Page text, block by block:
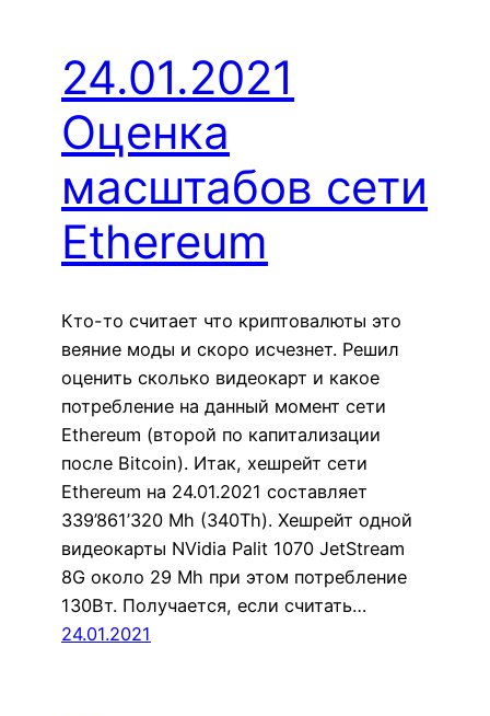
24.01.2021
Оценка
масштабов сети
Ethereum
Кто-то считает что криптовалюты это
веяние моды и скоро исчезнет. Решил
оценить сколько видеокарт и какое
потребление на данный момент сети
Ethereum (второй по капитализации
после Bitcoin). Итак, хешрейт сети
Ethereum на 24.01.2021 составляет
339’861’320 Mh (340Th). Хешрейт одной
видеокарты NVidia Palit 1070 JetStream
8G около 29 Mh при этом потребление
130Вт. Получается, если считать…
24.01.2021